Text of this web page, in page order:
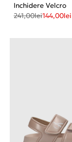
Inchidere Velcro
241,00lei144,00lei